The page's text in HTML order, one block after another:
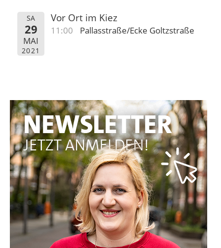
SA
29
MAI
2021
Vor Ort im Kiez
11:00 Pallasstraße/Ecke Goltzstraße